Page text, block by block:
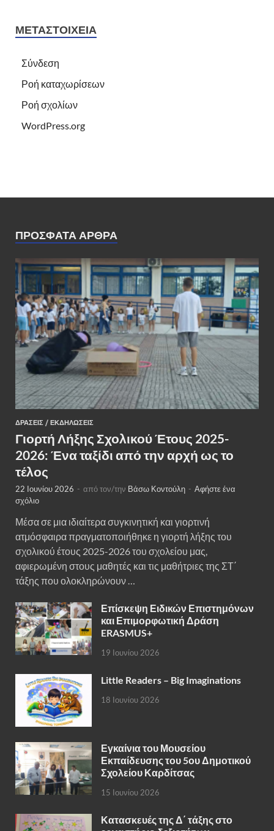
ΜΕΤΑΣΤΟΙΧΕΊΑ
Σύνδεση
Ροή καταχωρίσεων
Ροή σχολίων
WordPress.org
ΠΡΌΣΦΑΤΑ ΆΡΘΡΑ
ΔΡΆΣΕΙΣ / ΕΚΔΗΛΏΣΕΙΣ
Γιορτή Λήξης Σχολικού Έτους 2025-
2026: Ένα ταξίδι από την αρχή ως το
τέλος
22 Ιουνίου 2026 - από τον/την Βάσω Κοντούλη - Αφήστε ένα
σχόλιο
Μέσα σε μια ιδιαίτερα συγκινητική και γιορτινή
ατμόσφαιρα πραγματοποιήθηκε η γιορτή λήξης του
σχολικού έτους 2025-2026 του σχολείου μας,
αφιερωμένη στους μαθητές και τις μαθήτριες της ΣΤ΄
τάξης που ολοκληρώνουν …
Επίσκεψη Ειδικών Επιστημόνων
και Επιμορφωτική Δράση
ERASMUS+
19 Ιουνίου 2026
Little Readers – Big Imaginations
18 Ιουνίου 2026
Εγκαίνια του Μουσείου
Εκπαίδευσης του 5ου Δημοτικού
Σχολείου Καρδίτσας
15 Ιουνίου 2026
Κατασκευές της Δ΄ τάξης στο